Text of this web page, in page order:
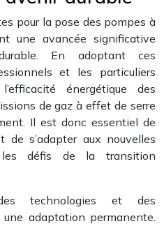
pour la pose des pompes à
une avancée significative
En adoptant ces
et les particuliers
énergétique des
de gaz à effet de serre
Il est donc essentiel de
de s’adapter aux nouvelles
les défis de la transition
technologies et des
adaptation permanente.